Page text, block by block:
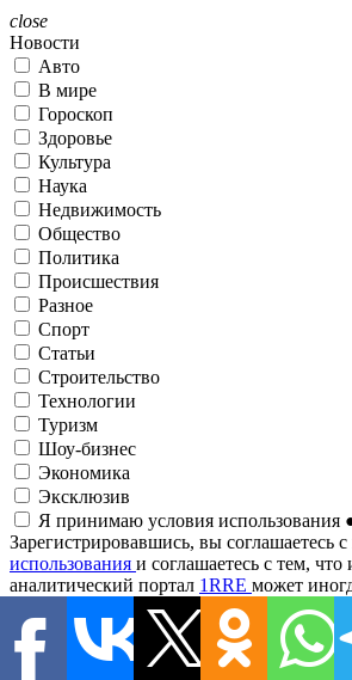
close
Новости
Авто
В мире
Гороскоп
Здоровье
Культура
Наука
Недвижимость
Общество
Политика
Происшествия
Разное
Спорт
Статьи
Строительство
Технологии
Туризм
Шоу-бизнес
Экономика
Эксклюзив
Я принимаю условия использования
Зарегистрировавшись, вы соглашаетесь
использования и соглашаетесь с тем,
аналитический портал 1RRE может
о событиях, анализах, новостях,
электронной почте. Рассылки и письма
по маркетингу партнеров.
Адрес электронной почты
●